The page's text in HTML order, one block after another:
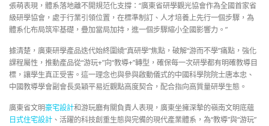
張萌表現，體系落地離不開規范化支撐：“廣東省研學觀光協會作為全國首家省
級研學協會，處于行業引領位置，在標準制訂、人才培養上先行一個步驟，為
體系化布局筑牢基礎，疊加當局加持，進一個步驟縮小全國影響力。”
據清楚，廣東研學產品迭代始終圍繞“真研學”焦點，破解“游而不學”痛點，強化
課程屬性，推動產品從“游玩+”向“教導+”轉型，確保每一次研學都有明確教導目
標，讓學生真正受害。這一理念也與參與啟動儀式的中國科學院院士唐本忠、
中國教導學會副會長吳穎平易近觀點高度契合，配合指向高質量研學生態。
廣東省文明豪宅設計和游玩廳有關負責人表現，廣東坐擁深摯的嶺南文明底蘊
日式住宅設計 、活躍的科技創重生態與完備的現代產業體系，為“教導”與“游玩”